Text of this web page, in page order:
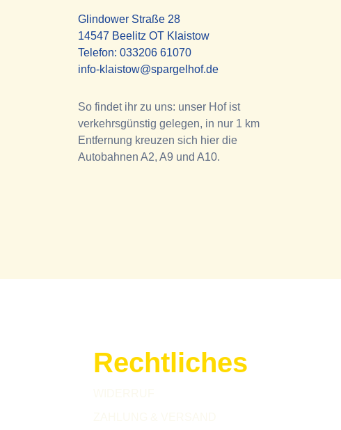
Glindower Straße 28
14547 Beelitz OT Klaistow
Telefon: 033206 61070
info-klaistow@spargelhof.de
So findet ihr zu uns: unser Hof ist
verkehrsgünstig gelegen, in nur 1 km
Entfernung kreuzen sich hier die
Autobahnen A2, A9 und A10.
Rechtliches